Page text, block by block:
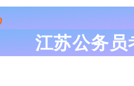
江苏公务员